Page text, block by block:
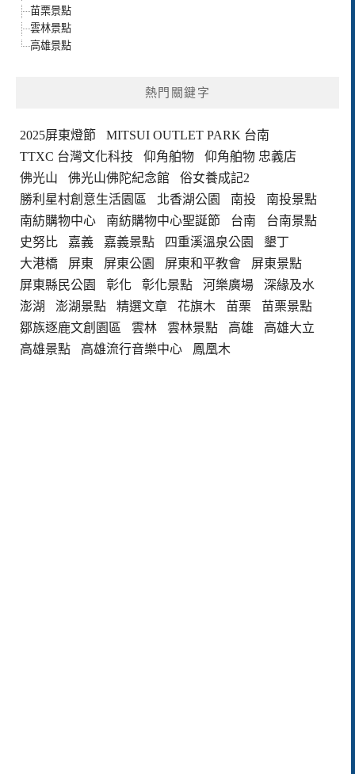
苗栗景點
雲林景點
高雄景點
熱門關鍵字
2025屏東燈節
MITSUI OUTLET PARK 台南
TTXC 台灣文化科技
仰角舶物
仰角舶物 忠義店
佛光山
佛光山佛陀紀念館
俗女養成記2
勝利星村創意生活園區
北香湖公園 南投
南投景點
南紡購物中心
南紡購物中心聖誕節 台南
台南景點
史努比
嘉義 嘉義景點 四重溪溫泉公園
墾丁
大港橋
屏東 屏東公園 屏東和平教會
屏東景點
屏東縣民公園
彰化 彰化景點 河樂廣場
深緣及水
澎湖
澎湖景點 精選文章 花旗木 苗栗
苗栗景點
鄒族逐鹿文創園區
雲林 雲林景點 高雄
高雄大立
高雄景點
高雄流行音樂中心 鳳凰木